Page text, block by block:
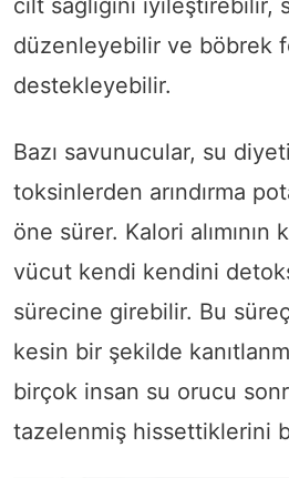
düzenleyebilir ve böbrek
destekleyebilir.
Bazı savunucular, su
toksinlerden arındırma
öne sürer. Kalori alımının
vücut kendi kendini
sürecine girebilir. Bu
kesin bir şekilde
birçok insan su orucu
tazelenmiş hissettiklerini